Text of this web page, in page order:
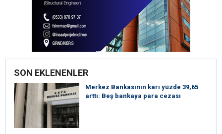
SON EKLENENLER
Merkez Bankasının karı yüzde 39,65
arttı: Beş bankaya para cezası